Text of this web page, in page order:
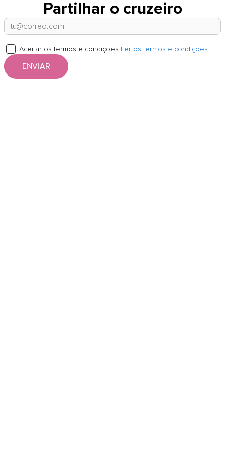
Partilhar o cruzeiro
Aceitar os termos e condições Ler os termos e condições
ENVIAR